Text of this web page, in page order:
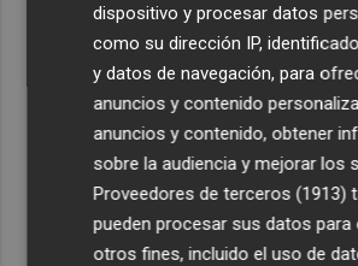
Recibe toda la
Plaza Podcast en tu
Quiero suscribirme
dispositivo y procesar datos
como su dirección IP,
y datos de navegación, para
anuncios y contenido
anuncios y contenido, obtener
sobre la audiencia y mejorar los
Proveedores de terceros (1913)
pueden procesar sus datos para
otros fines, incluido el uso de